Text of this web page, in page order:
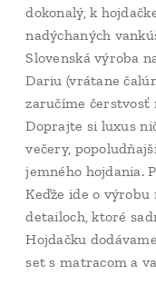
dokonalý, k
nadýchaných
Slovenská výroba
Dariu (vrátane
zaručíme čerstvosť
Doprajte si luxus
večery,
jemného hojdania.
Keďže ide o výrobu
detailoch, ktoré
Hojdačku
set s matracom a